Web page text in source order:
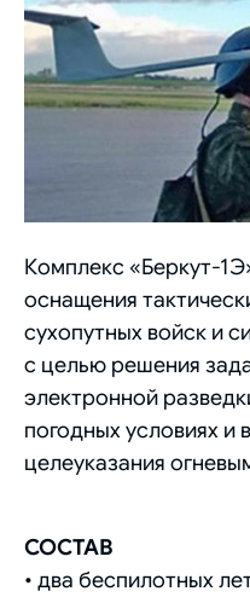
Комплекс «Беркут-
оснащения
сухопутных войск и
с целью решения
электронной
погодных условиях и
целеуказания
СОСТАВ
• два беспилотных